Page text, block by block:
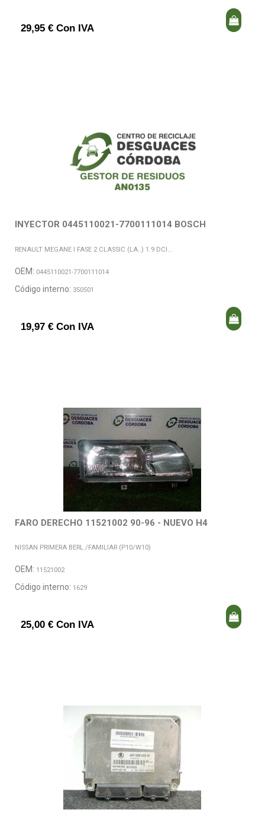
29,95 € Con IVA
INYECTOR 0445110021-7700111014 BOSCH
RENAULT MEGANE I FASE 2 CLASSIC (LA..) 1.9 DCI...
OEM: 0445110021-7700111014
Código interno: 350501
19,97 € Con IVA
FARO DERECHO 11521002 90-96 - NUEVO H4
NISSAN PRIMERA BERL./FAMILIAR (P10/W10)
OEM: 11521002
Código interno: 1629
25,00 € Con IVA